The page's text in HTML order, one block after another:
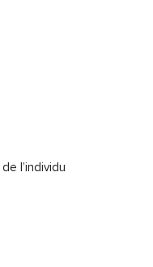
l’individu